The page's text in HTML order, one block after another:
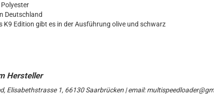
Deutschland
K9 Edition gibt es in der Ausführung olive und schwarz
Elisabethstrasse 1, 66130 Saarbrücken | email: